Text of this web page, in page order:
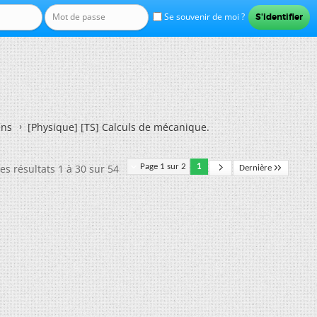
Se souvenir de moi ?
[Physique] [TS] Calculs de mécanique.
Page 1 sur 2 1 Dernière
résultats 1 à 30 sur 54